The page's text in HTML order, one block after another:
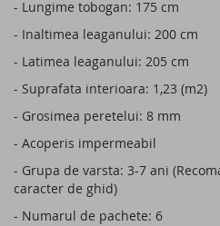
- Lungime tobogan: 175 cm
- Inaltimea leaganului: 200 cm
- Latimea leaganului: 205 cm
- Suprafata interioara: 1,23 (m2)
- Grosimea peretelui: 8 mm
- Acoperis impermeabil
- Grupa de varsta: 3-7 ani
caracter de ghid)
- Numarul de pachete: 6